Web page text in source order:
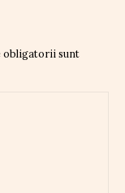
obligatorii sunt